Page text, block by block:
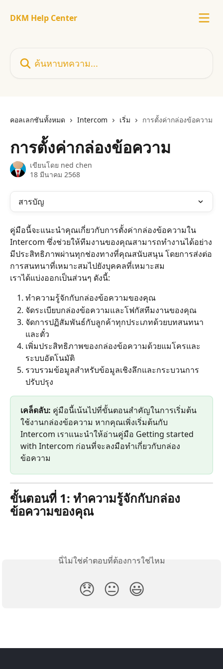
DKM Help Center
คอลเลกชันทั้งหมด Intercom เริ่ม การตั้งค่ากล่องข้อความ
การตั้งค่ากล่องข้อความ
เขียนโดย ned chen
18 มีนาคม 2568
สารบัญ
คู่มือนี้จะแนะนำคุณเกี่ยวกับการตั้งค่ากล่องข้อความใน
Intercom ซึ่งช่วยให้ทีมงานของคุณสามารถทำงานได้อย่าง
มีประสิทธิภาพผ่านทุกช่องทางที่คุณสนับสนุน โดยการส่งต่อ
การสนทนาที่เหมาะสมไปยังบุคคลที่เหมาะสม
เราได้แบ่งออกเป็นส่วนๆ ดังนี้:
ทำความรู้จักกับกล่องข้อความของคุณ
จัดระเบียบกล่องข้อความและโฟกัสทีมงานของคุณ
จัดการปฏิสัมพันธ์กับลูกค้าทุกประเภทด้วยบทสนทนา
และตั๋ว
เพิ่มประสิทธิภาพของกล่องข้อความด้วยแมโครและ
ระบบอัตโนมัติ
รวบรวมข้อมูลสำหรับข้อมูลเชิงลึกและกระบวนการ
ปรับปรุง
เคล็ดลับ: คู่มือนี้เน้นไปที่ขั้นตอนสำคัญในการเริ่มต้น
ใช้งานกล่องข้อความ หากคุณเพิ่งเริ่มต้นกับ
Intercom เราแนะนำให้อ่านคู่มือ Getting started
with Intercom ก่อนที่จะลงมือทำเกี่ยวกับกล่อง
ข้อความ
ขั้นตอนที่ 1: ทำความรู้จักกับกล่อง
ข้อความของคุณ
นี่ไม่ใช่คำตอบที่ต้องการใช่ไหม
😞 😐 😃